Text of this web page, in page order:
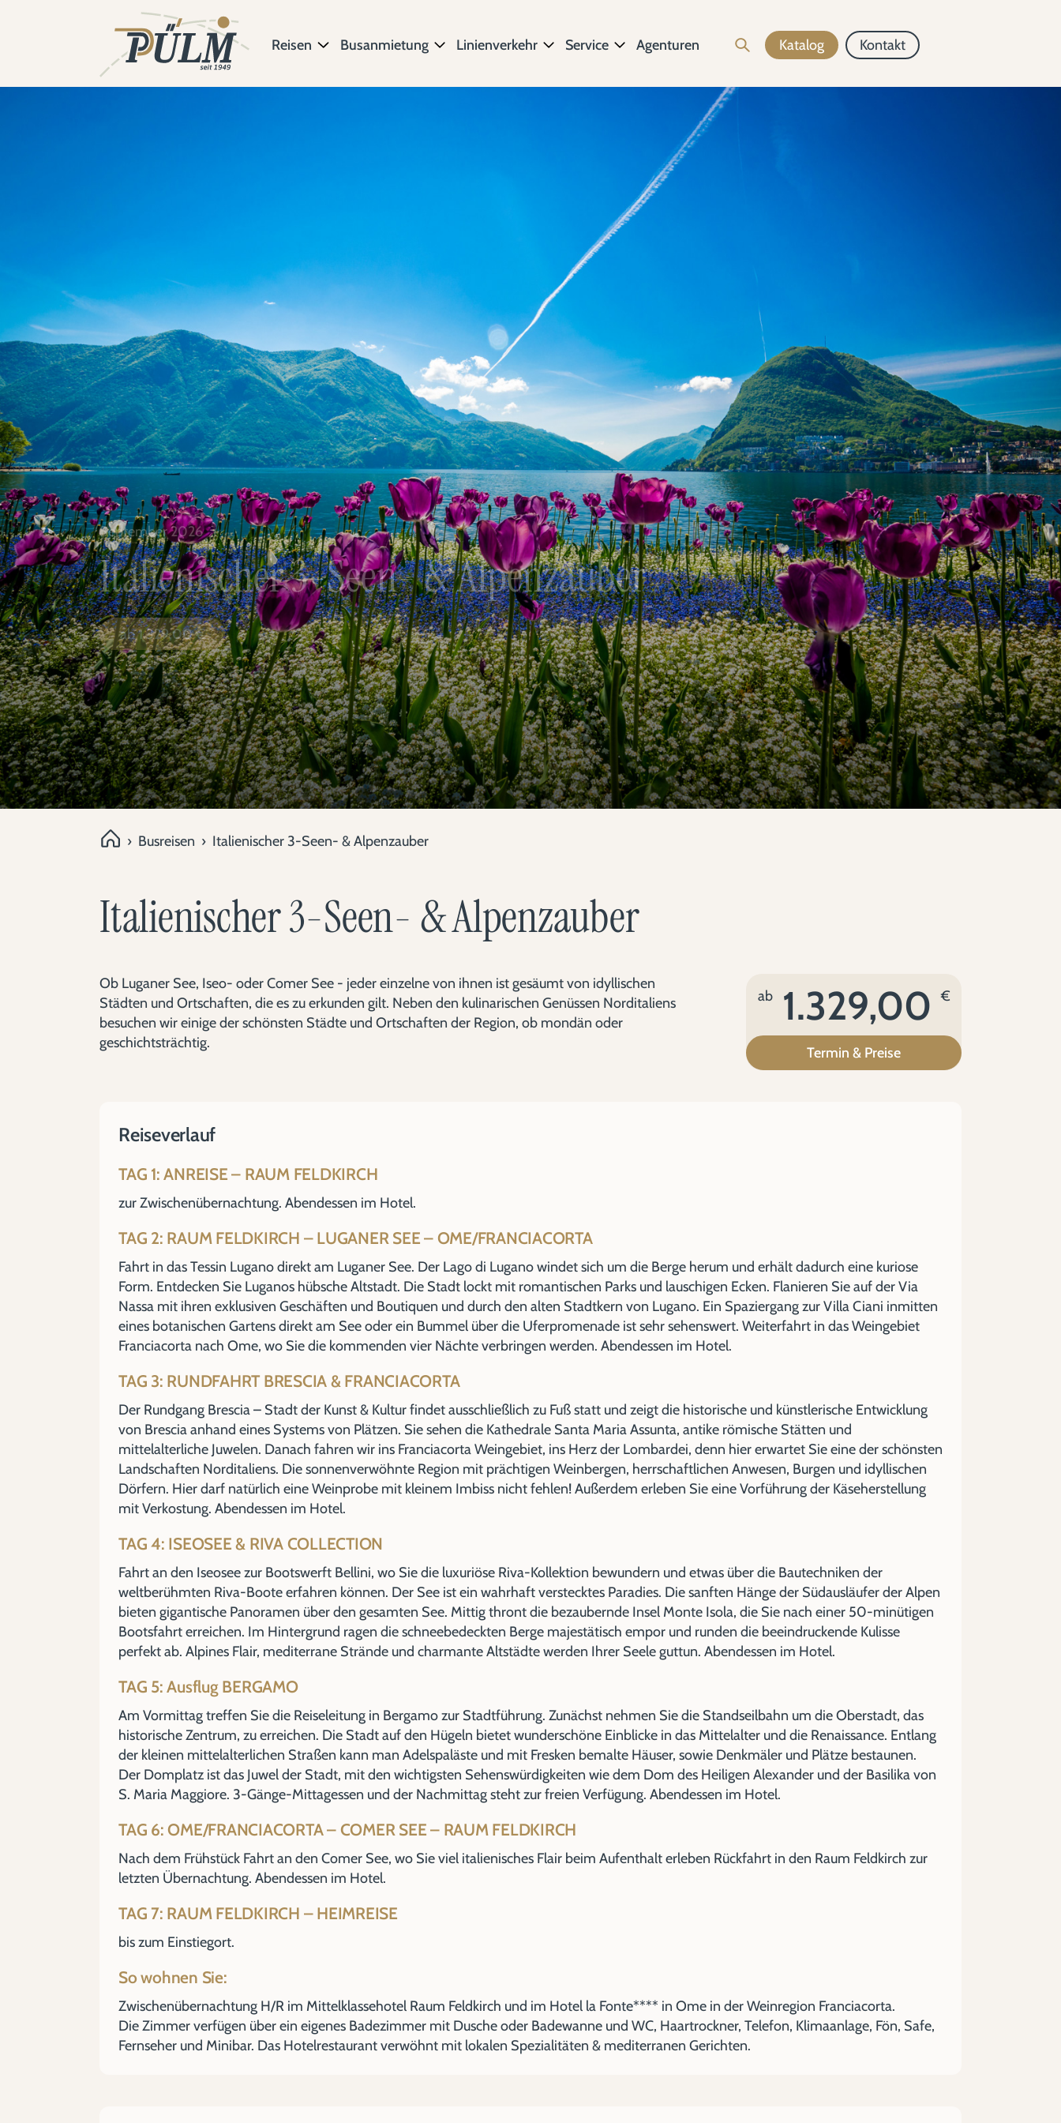
Reisen Busanmietung Linienverkehr Service Agenturen Katalog Kontakt
September 2026
Italienischer 3-Seen- & Alpenzauber
ab1.329,00€
› Busreisen › Italienischer 3-Seen- & Alpenzauber
Italienischer 3-Seen- & Alpenzauber
Ob Luganer See, Iseo- oder Comer See - jeder einzelne von ihnen ist gesäumt von idyllischen
Städten und Ortschaften, die es zu erkunden gilt. Neben den kulinarischen Genüssen Norditaliens
besuchen wir einige der schönsten Städte und Ortschaften der Region, ob mondän oder
geschichtsträchtig.
ab 1.329,00 €
Termin & Preise
Reiseverlauf
TAG 1: ANREISE – RAUM FELDKIRCH
zur Zwischenübernachtung. Abendessen im Hotel.
TAG 2: RAUM FELDKIRCH – LUGANER SEE – OME/FRANCIACORTA
Fahrt in das Tessin Lugano direkt am Luganer See. Der Lago di Lugano windet sich um die Berge herum und erhält dadurch eine kuriose
Form. Entdecken Sie Luganos hübsche Altstadt. Die Stadt lockt mit romantischen Parks und lauschigen Ecken. Flanieren Sie auf der Via
Nassa mit ihren exklusiven Geschäften und Boutiquen und durch den alten Stadtkern von Lugano. Ein Spaziergang zur Villa Ciani inmitten
eines botanischen Gartens direkt am See oder ein Bummel über die Uferpromenade ist sehr sehenswert. Weiterfahrt in das Weingebiet
Franciacorta nach Ome, wo Sie die kommenden vier Nächte verbringen werden. Abendessen im Hotel.
TAG 3: RUNDFAHRT BRESCIA & FRANCIACORTA
Der Rundgang Brescia – Stadt der Kunst & Kultur findet ausschließlich zu Fuß statt und zeigt die historische und künstlerische Entwicklung
von Brescia anhand eines Systems von Plätzen. Sie sehen die Kathedrale Santa Maria Assunta, antike römische Stätten und
mittelalterliche Juwelen. Danach fahren wir ins Franciacorta Weingebiet, ins Herz der Lombardei, denn hier erwartet Sie eine der schönsten
Landschaften Norditaliens. Die sonnenverwöhnte Region mit prächtigen Weinbergen, herrschaftlichen Anwesen, Burgen und idyllischen
Dörfern. Hier darf natürlich eine Weinprobe mit kleinem Imbiss nicht fehlen! Außerdem erleben Sie eine Vorführung der Käseherstellung
mit Verkostung. Abendessen im Hotel.
TAG 4: ISEOSEE & RIVA COLLECTION
Fahrt an den Iseosee zur Bootswerft Bellini, wo Sie die luxuriöse Riva-Kollektion bewundern und etwas über die Bautechniken der
weltberühmten Riva-Boote erfahren können. Der See ist ein wahrhaft verstecktes Paradies. Die sanften Hänge der Südausläufer der Alpen
bieten gigantische Panoramen über den gesamten See. Mittig thront die bezaubernde Insel Monte Isola, die Sie nach einer 50-minütigen
Bootsfahrt erreichen. Im Hintergrund ragen die schneebedeckten Berge majestätisch empor und runden die beeindruckende Kulisse
perfekt ab. Alpines Flair, mediterrane Strände und charmante Altstädte werden Ihrer Seele guttun. Abendessen im Hotel.
TAG 5: Ausflug BERGAMO
Am Vormittag treffen Sie die Reiseleitung in Bergamo zur Stadtführung. Zunächst nehmen Sie die Standseilbahn um die Oberstadt, das
historische Zentrum, zu erreichen. Die Stadt auf den Hügeln bietet wunderschöne Einblicke in das Mittelalter und die Renaissance. Entlang
der kleinen mittelalterlichen Straßen kann man Adelspaläste und mit Fresken bemalte Häuser, sowie Denkmäler und Plätze bestaunen.
Der Domplatz ist das Juwel der Stadt, mit den wichtigsten Sehenswürdigkeiten wie dem Dom des Heiligen Alexander und der Basilika von
S. Maria Maggiore. 3-Gänge-Mittagessen und der Nachmittag steht zur freien Verfügung. Abendessen im Hotel.
TAG 6: OME/FRANCIACORTA – COMER SEE – RAUM FELDKIRCH
Nach dem Frühstück Fahrt an den Comer See, wo Sie viel italienisches Flair beim Aufenthalt erleben Rückfahrt in den Raum Feldkirch zur
letzten Übernachtung. Abendessen im Hotel.
TAG 7: RAUM FELDKIRCH – HEIMREISE
bis zum Einstiegort.
So wohnen Sie:
Zwischenübernachtung H/R im Mittelklassehotel Raum Feldkirch und im Hotel la Fonte**** in Ome in der Weinregion Franciacorta.
Die Zimmer verfügen über ein eigenes Badezimmer mit Dusche oder Badewanne und WC, Haartrockner, Telefon, Klimaanlage, Fön, Safe,
Fernseher und Minibar. Das Hotelrestaurant verwöhnt mit lokalen Spezialitäten & mediterranen Gerichten.